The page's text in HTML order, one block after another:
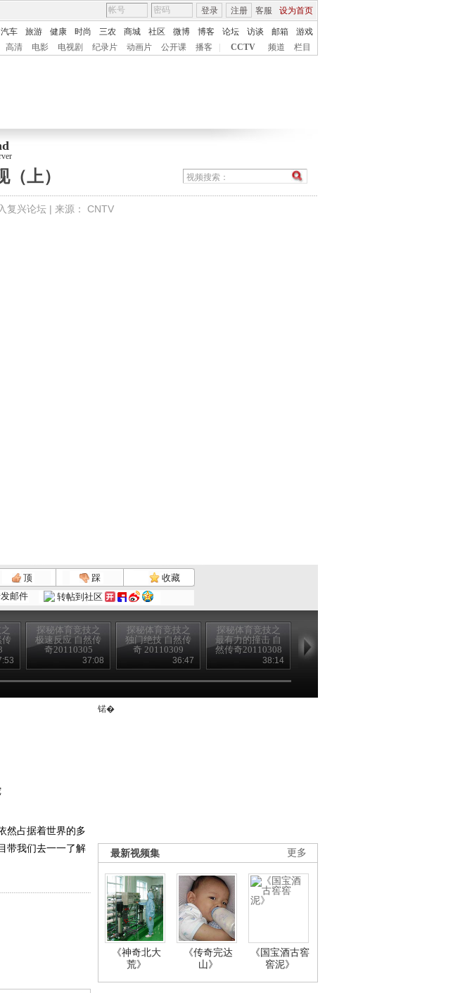
客服 设为首页
登录 注册
汽车 旅游 健康 时尚 三农 商城 社区 微博 博客 论坛 访谈 邮箱
游戏
高清 电影 电视剧 纪录片 动画片 公开课 播客 CCTV 频道 栏目
（上）
复兴论坛 | 来源： CNTV
顶 踩
收藏
邮件 转帖到社区
传
探秘体育竞技之
极速反应 自然传
奇20110305
37:08
探秘体育竞技之
独门绝技 自然传
奇 20110309
36:47
探秘体育竞技之
最有力的撞击 自
然传奇20110308
38:14
违规打击 自然传
然占据着世界的多
带我们去一一了解
锘�
更多
最新视频集
《神奇北大
荒》
《传奇完达
山》
《国宝酒古窖
窖泥》